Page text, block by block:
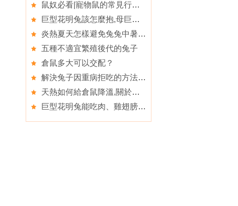
鼠奴必看|寵物鼠的常見行為動作你了解嗎,倉鼠飼養
巨型花明兔該怎麼抱,母巨型花明兔咕咕叫是怎麼回事
炎熱夏天怎樣避免兔兔中暑,兔兔日常用品
五種不適宜繁殖後代的兔子
倉鼠多大可以交配？
解決兔子因重病拒吃的方法,兔子的壽命一般多長時間
天熱如何給倉鼠降溫,關於倉鼠鼻子上毛毛的問題
巨型花明兔能吃肉、雞翅膀、蛋糕之類東西嗎,花明兔